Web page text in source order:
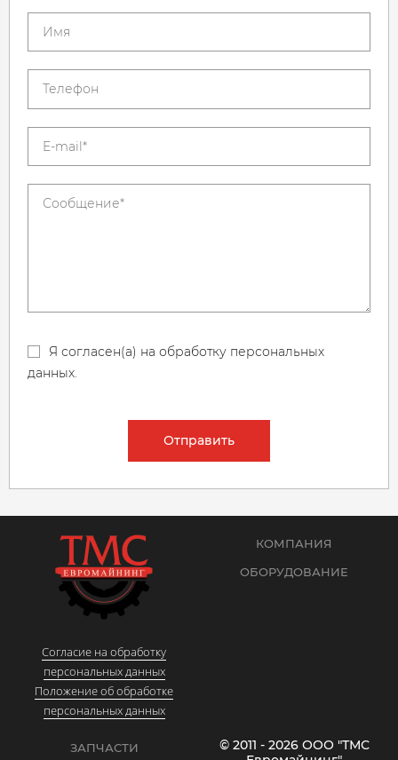
Я согласен(а) на обработку персональных
данных.
Отправить
Согласие на обработку
персональных данных
Положение об обработке
персональных данных
КОМПАНИЯ
ОБОРУДОВАНИЕ
ЗАПЧАСТИ
© 2011 - 2026 ООО "ТМС